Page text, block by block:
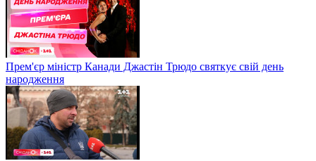
Прем'єр міністр Канади Джастін Трюдо святкує свій день
народження